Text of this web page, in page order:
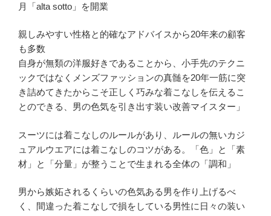
月「alta sotto」を開業
親しみやすい性格と的確なアドバイスから20年来の顧客
も多数
自身が無類の洋服好きであることから、小手先のテクニ
ックではなくメンズファッションの真髄を20年一筋に突
き詰めてきたからこそ正しく巧みな着こなしを伝えるこ
とのできる、男の色気を引き出す装い改善マイスター」
スーツには着こなしのルールがあり、ルールの無いカジ
ュアルウエアには着こなしのコツがある。「色」と「素
材」と「分量」が整うことで生まれる全体の「調和」
男から嫉妬されるくらいの色気ある男を作り上げるべ
く、間違った着こなしで損をしている男性に日々の装い